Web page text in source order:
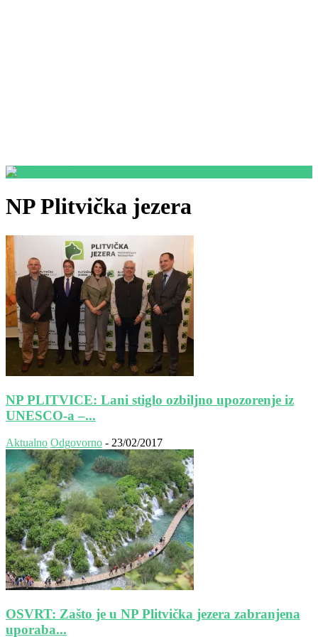
NP Plitvička jezera
NP PLITVICE: Lani stiglo ozbiljno upozorenje iz
UNESCO-a –...
Aktualno Odgovorno - 23/02/2017
OSVRT: Zašto je u NP Plitvička jezera zabranjena
uporaba...